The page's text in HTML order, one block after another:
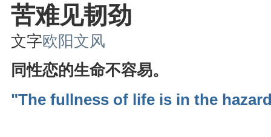
苦难见韧劲
文字欧阳文风
同性恋的生命不容易。
"The fullness of life is in the